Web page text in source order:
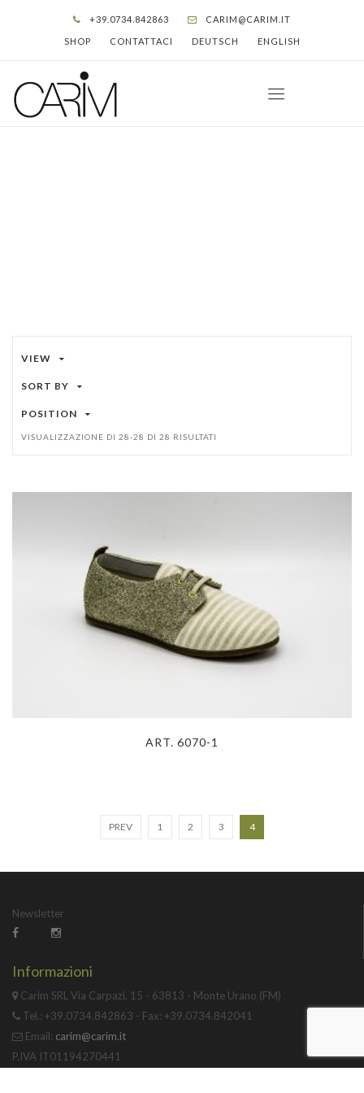
+39.0734.842863 CARIM@CARIM.IT
SHOP CONTATTACI DEUTSCH ENGLISH
VIEW
SORT BY
POSITION
VISUALIZZAZIONE DI 28-28 DI 28 RISULTATI
ART. 6070-1
PREV 1 2 3 4
Newsletter
Informazioni
Carim SRL Via Carpazi, 15 - 63813 - Monte Urano (FM)
Tel.: +39.0734.842863 - Fax: +39.0734.842041
Email: carim@carim.it
P.IVA IT01194270441